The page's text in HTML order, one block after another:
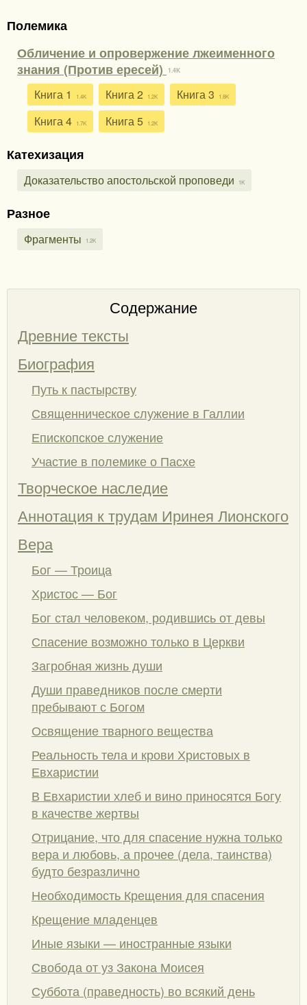
Полемика
Обличение и опровержение лжеименного
знания (Против ересей)
1.4K
Книга 1 1.4K Книга 2 1.2K Книга 3 1.8K
Книга 4 1.7K Книга 5 1.2K
Катехизация
Доказательство апостольской проповеди 1K
Разное
Фрагменты 1.2K
Содержание
Древние тексты
Биография
Путь к пастырству
Священническое служение в Галлии
Епископское служение
Участие в полемике о Пасхе
Творческое наследие
Аннотация к трудам Иринея Лионского
Вера
Бог — Троица
Христос — Бог
Бог стал человеком, родившись от девы
Спасение возможно только в Церкви
Загробная жизнь души
Души праведников после смерти
пребывают с Богом
Освящение тварного вещества
Реальность тела и крови Христовых в
Евхаристии
В Евхаристии хлеб и вино приносятся Богу
в качестве жертвы
Отрицание, что для спасение нужна только
вера и любовь, а прочее (дела, таинства)
будто безразлично
Необходимость Крещения для спасения
Крещение младенцев
Иные языки — иностранные языки
Свобода от уз Закона Моисея
Суббота (праведность) во всякий день